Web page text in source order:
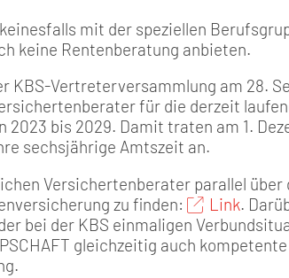
mit der speziellen
keine Rentenberatung anbieten.
KBS-Vertreterversammlung am 28.
für die derzeit
2023 bis 2029. Damit traten am 1.
sechsjährige Amtszeit an.
Versichertenberater parallel
zu finden:
Link.
bei der KBS einmaligen
gleichzeitig auch